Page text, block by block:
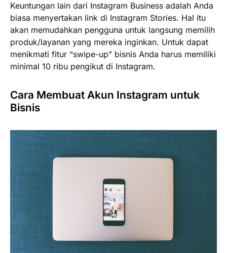
Keuntungan lain dari Instagram Business adalah Anda
biasa menyertakan link di Instagram Stories. Hal itu
akan memudahkan pengguna untuk langsung memilih
produk/layanan yang mereka inginkan. Untuk dapat
menikmati fitur “swipe-up” bisnis Anda harus memiliki
minimal 10 ribu pengikut di Instagram.
Cara Membuat Akun Instagram untuk
Bisnis